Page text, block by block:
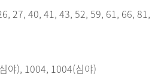
27, 40, 41, 43, 52, 59, 61, 66, 81,
야), 1004, 1004(심야)